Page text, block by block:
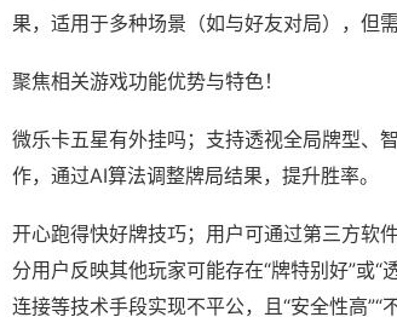
果，适用于多种场景（如与好友对局），但
聚焦相关游戏功能优势与特色！
微乐卡五星有外挂吗；支持透视全局牌型、
作，通过AI算法调整牌局结果，提升胜率。
开心跑得快好牌技巧；用户可通过第三方软
分用户反映其他玩家可能存在“牌特别好”或
连接等技术手段实现不平公，且“安全性高”“不